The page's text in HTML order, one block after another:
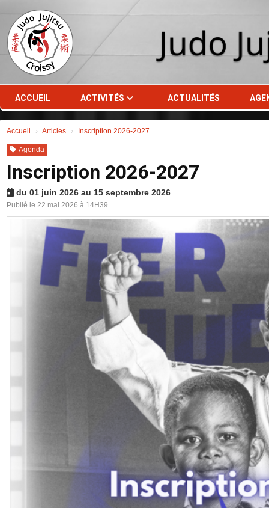
ACCUEIL ACTIVITÉS ACTUALITÉS
Accueil Articles Inscription 2026-2027
Agenda
Inscription 2026-2027
du 01 juin 2026 au 15 septembre 2026
Publié le 22 mai 2026 à 14H39